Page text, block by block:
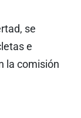
se
e
la comisión